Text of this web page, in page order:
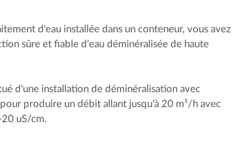
d'eau installée dans un conteneur, vous avez
sûre et fiable d'eau déminéralisée de haute
d'une installation de déminéralisation avec
produire un débit allant jusqu'à 20 m³/h avec
uS/cm.